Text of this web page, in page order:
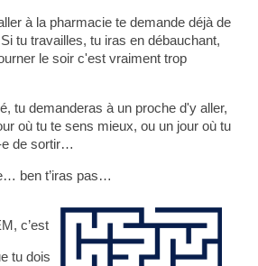
à la pharmacie te demande déjà de
tu travailles, tu iras en débauchant,
le soir c'est vraiment trop
tu demanderas à un proche d'y aller,
où tu te sens mieux, ou un jour où tu
e de sortir…
ben t’iras pas…
c’est
tu dois